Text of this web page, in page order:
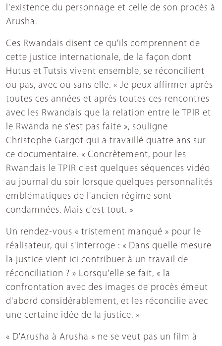
l'existence du personnage et celle de son procès à
Arusha.
Ces Rwandais disent ce qu'ils comprennent de
cette justice internationale, de la façon dont
Hutus et Tutsis vivent ensemble, se réconcilient
ou pas, avec ou sans elle. « Je peux affirmer après
toutes ces années et après toutes ces rencontres
avec les Rwandais que la relation entre le TPIR et
le Rwanda ne s'est pas faite », souligne
Christophe Gargot qui a travaillé quatre ans sur
ce documentaire. « Concrètement, pour les
Rwandais le TPIR c'est quelques séquences vidéo
au journal du soir lorsque quelques personnalités
emblématiques de l'ancien régime sont
condamnées. Mais c'est tout. »
Un rendez-vous « tristement manqué » pour le
réalisateur, qui s'interroge : « Dans quelle mesure
la justice vient ici contribuer à un travail de
réconciliation ? » Lorsqu'elle se fait, « la
confrontation avec des images de procès émeut
d'abord considérablement, et les réconcilie avec
une certaine idée de la justice. »
« D'Arusha à Arusha » ne se veut pas un film à